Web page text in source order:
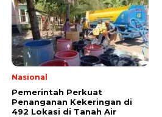
Nasional
Pemerintah Perkuat
Penanganan Kekeringan di
492 Lokasi di Tanah Air